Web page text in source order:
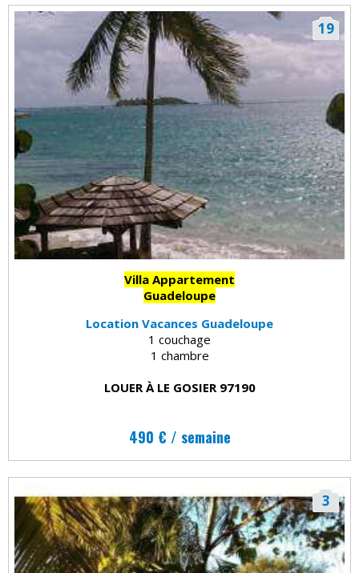
19
Villa Appartement
Guadeloupe
Location Vacances Guadeloupe
1 couchage
1 chambre
LOUER À LE GOSIER 97190
490 € / semaine
3